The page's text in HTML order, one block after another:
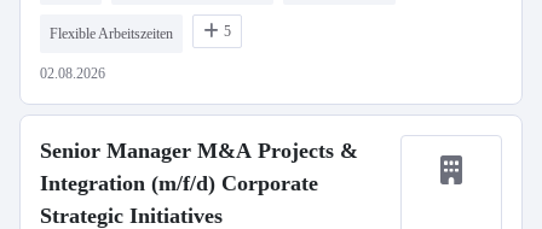
Flexible Arbeitszeiten 5
02.08.2026
Senior Manager M&A Projects &
Integration (m/f/d) Corporate
Strategic Initiatives